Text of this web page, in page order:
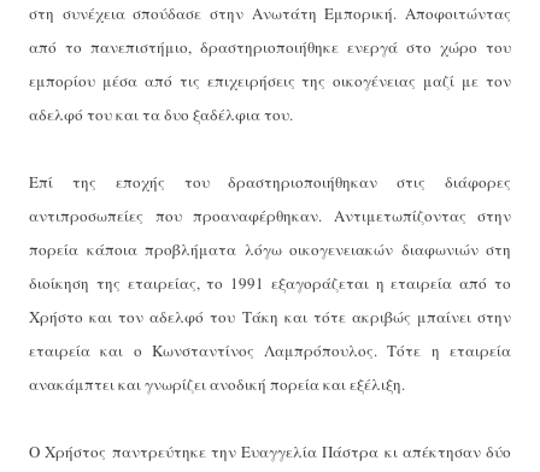
στη συνέχεια σπούδασε στην Ανωτάτη Εμπορική. Αποφοιτώντας
από το πανεπιστήμιο, δραστηριοποιήθηκε ενεργά στο χώρο του
εμπορίου μέσα από τις επιχειρήσεις της οικογένειας μαζί με τον
αδελφό του και τα δυο ξαδέλφια του.
Επί της εποχής του δραστηριοποιήθηκαν στις διάφορες
αντιπροσωπείες που προαναφέρθηκαν. Αντιμετωπίζοντας στην
πορεία κάποια προβλήματα λόγω οικογενειακών διαφωνιών στη
διοίκηση της εταιρείας, το 1991 εξαγοράζεται η εταιρεία από το
Χρήστο και τον αδελφό του Τάκη και τότε ακριβώς μπαίνει στην
εταιρεία και ο Κωνσταντίνος Λαμπρόπουλος. Τότε η εταιρεία
ανακάμπτει και γνωρίζει ανοδική πορεία και εξέλιξη.
Ο Χρήστος παντρεύτηκε την Ευαγγελία Πάστρα κι απέκτησαν δύο